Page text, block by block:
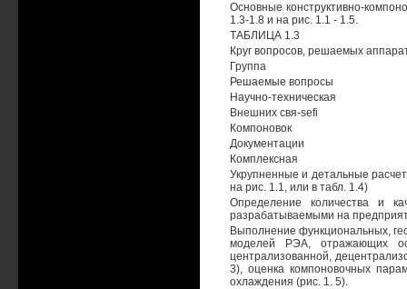
Основные конструктивно-
1.3-1.8 и на рис. 1.1 - 1.5.
ТАБЛИЦА 1.3
Круг вопросов, решаемых
Группа
Решаемые вопросы
Научно-техническая
Внешних свя-sefi
Компоновок
Документации
Комплексная
Укрупненные и детальные
на рис. 1.1, или в табл. 1.4)
Определение количества и
разрабатываемыми на
Выполнение функциональных,
моделей РЭА, отражающих
централизованной,
3), оценка компоновочных
охлаждения (рис. 1. 5).